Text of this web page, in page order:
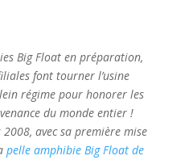
Big Float en préparation,
font tourner l’usine
régime pour honorer les
du monde entier !
avec sa première mise
pelle amphibie Big Float de